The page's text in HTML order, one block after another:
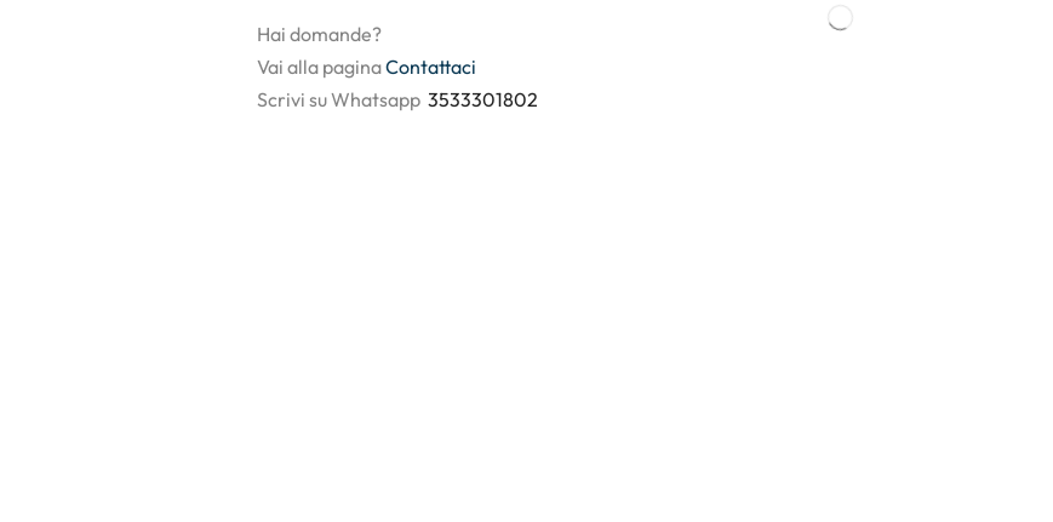
Hai domande?
Vai alla paginaContattaci
Scrivi su Whatsapp 3533301802